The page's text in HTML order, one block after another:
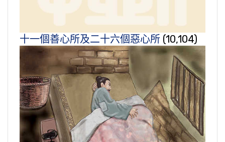
十一個善心所及二十六個惡心所 (10,104)